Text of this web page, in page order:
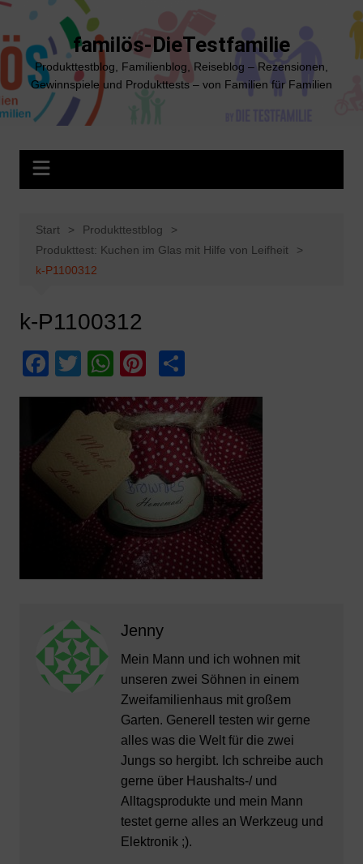
Zum
springen
familös-DieTestfamilie
Produkttestblog, Familienblog, Reiseblog – Rezensionen,
Gewinnspiele und Produkttests – von Familien für Familien
Start
Produkttestblog
Produkttest: Kuchen im Glas mit Hilfe von Leifheit
k-P1100312
k-P1100312
F
a
e
b
o
T
w
itt
er
W
h
at
s
A
p
p
Pi
nt
er
e
st
T
ei
le
n
Jenny
Mein Mann und ich wohnen mit
unseren zwei Söhnen in einem
Zweifamilienhaus mit großem
Garten. Generell testen wir gerne
alles was die Welt für die zwei
Jungs so hergibt. Ich schreibe auch
gerne über Haushalts-/ und
Alltagsprodukte und mein Mann
testet gerne alles an Werkzeug und
Elektronik ;).